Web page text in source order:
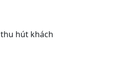
hút khách